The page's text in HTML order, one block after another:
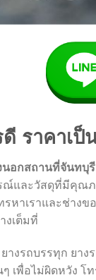
ราคาเป็
นอกสถานที่จันทบุรี
ณ์และวัสดุที่มีคุณ
หาเราและช่าง
งเต็มที่
ยางรถบรรทุก ย
เพื่อไม่ผิดหวัง